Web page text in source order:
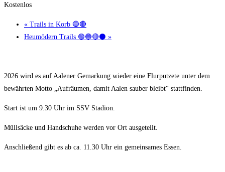
Kostenlos
« Trails in Korb 🔵🔴
Heumödern Trails 🟢🔵🔴⚫ »
2026 wird es auf Aalener Gemarkung wieder eine Flurputzete unter dem
bewährten Motto „Aufräumen, damit Aalen sauber bleibt“ stattfinden.
Start ist um 9.30 Uhr im SSV Stadion.
Müllsäcke und Handschuhe werden vor Ort ausgeteilt.
Anschließend gibt es ab ca. 11.30 Uhr ein gemeinsames Essen.